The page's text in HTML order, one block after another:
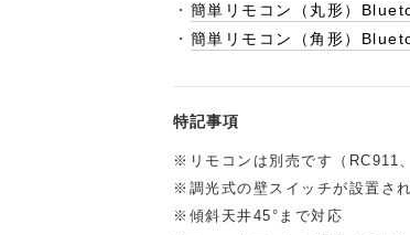
・ 簡単リモコン（丸形）
・ 簡単リモコン（角形）
特記事項
※リモコンは別売です（RC911
※調光式の壁スイッチが設置さ
※傾斜天井45°まで対応